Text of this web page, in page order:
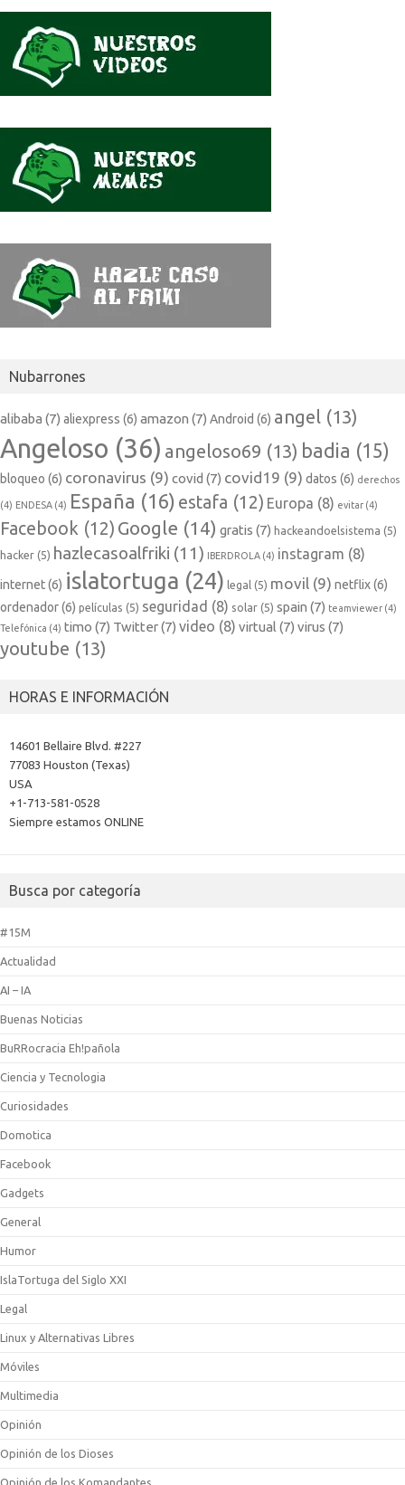
Nubarrones
alibaba (7) aliexpress (6) amazon (7) Android (6) angel (13)
Angeloso (36) angeloso69 (13) badia (15)
bloqueo (6) coronavirus (9) covid (7) covid19 (9) datos (6) derechos
(4) ENDESA (4) España (16) estafa (12) Europa (8) evitar (4)
Facebook (12) Google (14) gratis (7) hackeandoelsistema (5)
hacker (5) hazlecasoalfriki (11) IBERDROLA (4) instagram (8)
internet(6) islatortuga (24) legal (5) movil (9) netflix(6)
ordenador(6) películas (5) seguridad (8) solar (5) spain (7) teamviewer (4)
Telefónica (4) timo (7) Twitter(7) video (8) virtual (7) virus (7)
youtube (13)
HORAS E INFORMACIÓN
14601 Bellaire Blvd. #227
77083 Houston (Texas)
USA
+1-713-581-0528
Siempre estamos ONLINE
Busca por categoría
#15M
Actualidad
AI – IA
Buenas Noticias
BuRRocracia Eh!pañola
Ciencia y Tecnologia
Curiosidades
Domotica
Facebook
Gadgets
General
Humor
IslaTortuga del Siglo XXI
Legal
Linux y Alternativas Libres
Móviles
Multimedia
Opinión
Opinión de los Dioses
Opinión de los Komandantes